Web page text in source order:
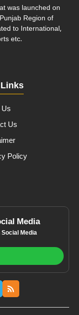
was launched on
Region of
to International,
etc.
Us
Policy
Media
Media